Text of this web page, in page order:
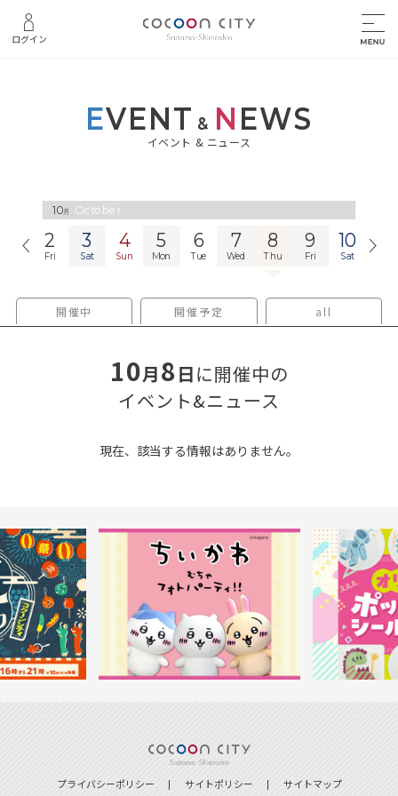
ログイン
EVENT & NEWS
イベント & ニュース
10月 October
2
Fri
3
Sat
4
Sun
5
Mon
6
Tue
7
Wed
8
Thu
9
Fri
10
Sat
開催中 開催予定 all
10月8日に開催中の
イベント&ニュース
現在、該当する情報はありません。
プライバシーポリシー サイトポリシー サイトマップ